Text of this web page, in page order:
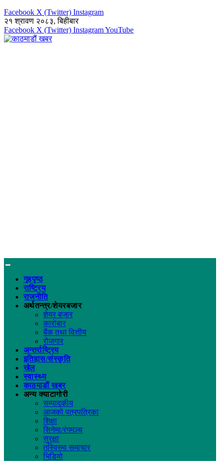
Facebook X (Twitter) Instagram
२१ श्रावण २०८३, बिहीबार
Facebook X (Twitter) InstagramYouTube
गृहपृष्ठ
राष्ट्रिय
राजनीति
अर्थतन्त्र/शेयरबजार
शेयर बजार
कारोबार
बैंक तथा वित्तीय
रोजगार
अन्तर्राष्ट्रिय
इतिहास/संस्कृति
खेल
स्वास्थ्य
काठमाडौं खबर
अन्य क्याटागोरी
सम्पादकीय
आजको पत्रपत्रिका
शिक्षा
सिनेमा/रंगमञ्च
सुरक्षा
तस्विरमा समाचार
भिडियो